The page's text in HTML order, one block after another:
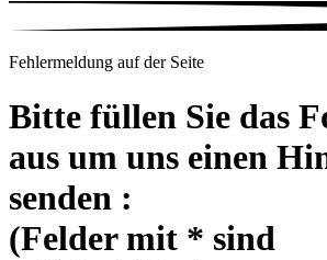
Fehlermeldung auf der Seite
Bitte füllen Sie das
aus um uns einen
senden :
(Felder mit * sind